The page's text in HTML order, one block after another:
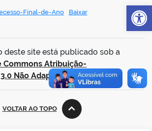
Final-de-Ano Baixar
deste site está publicado sob a
Commons Atribuição-
Não Adaptada.
VOLTAR AO TOPO